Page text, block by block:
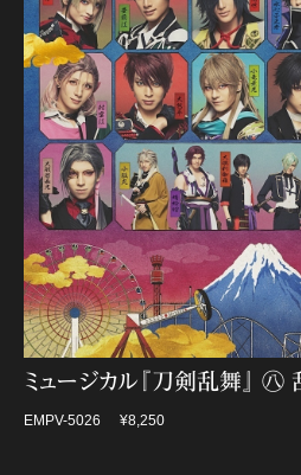
ミュージカル『刀剣乱舞』
EMPV-5026 ¥8,250